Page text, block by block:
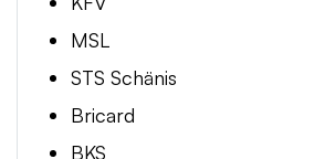
MSL
STS Schänis
Bricard
BKS